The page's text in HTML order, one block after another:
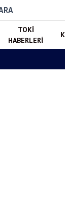
TOKI
HABERLERI